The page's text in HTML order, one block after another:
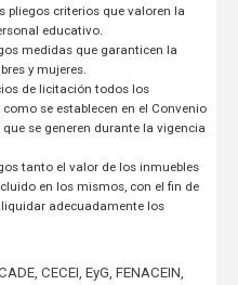
pliegos criterios que valoren la
educativo.
medidas que garanticen la
y mujeres.
de licitación todos los
se establecen en el Convenio
se generen durante la vigencia
tanto el valor de los inmuebles
en los mismos, con el fin de
adecuadamente los
CECEI, EyG, FENACEIN,